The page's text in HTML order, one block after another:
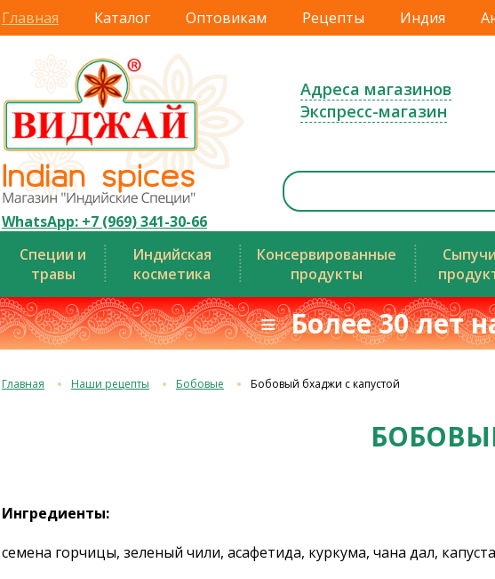
Главная Каталог Оптовикам Рецепты Индия
WhatsApp: +7 (969) 341-30-66
Адреса магазинов
Экспресс-магазин
Специи и
травы
Индийская
косметика
Консервированные
продукты
≡ Более 30 лет
Главная Наши рецепты Бобовые Бобовый бхаджи с капустой
Ингредиенты:
семена горчицы, зеленый чили, асафетида, куркума, чана дал,